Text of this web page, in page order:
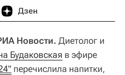
Дзен
Новости. Диетолог и
Будаковская в эфире
перечислила напитки,